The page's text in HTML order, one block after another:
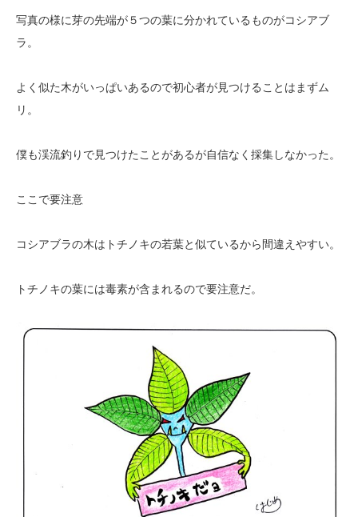
写真の様に芽の先端が５つの葉に分かれているものがコシアブ
ラ。
よく似た木がいっぱいあるので初心者が見つけることはまずム
リ。
僕も渓流釣りで見つけたことがあるが自信なく採集しなかった。
ここで要注意
コシアブラの木はトチノキの若葉と似ているから間違えやすい。
トチノキの葉には毒素が含まれるので要注意だ。